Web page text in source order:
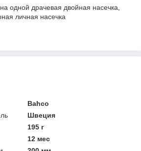
одной драчевая двойная насечка,
личная насечка
Bahco
Швеция
195 г
12 мес